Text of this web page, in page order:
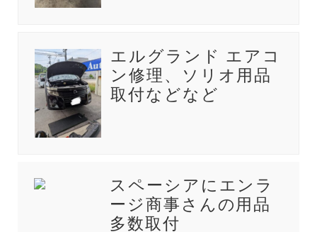
エルグランド エアコ
ン修理、ソリオ用品
取付などなど
スペーシアにエンラ
ージ商事さんの用品
多数取付